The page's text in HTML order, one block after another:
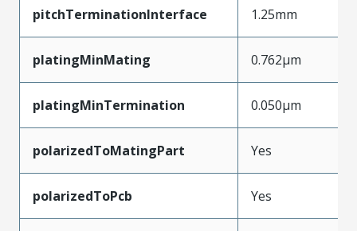
pitchTerminationInterface 1.25mm
platingMinMating 0.762µm
platingMinTermination 0.050µm
polarizedToMatingPart Yes
polarizedToPcb Yes